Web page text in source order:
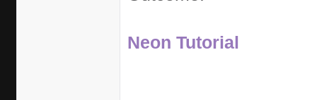
Neon Tutorial